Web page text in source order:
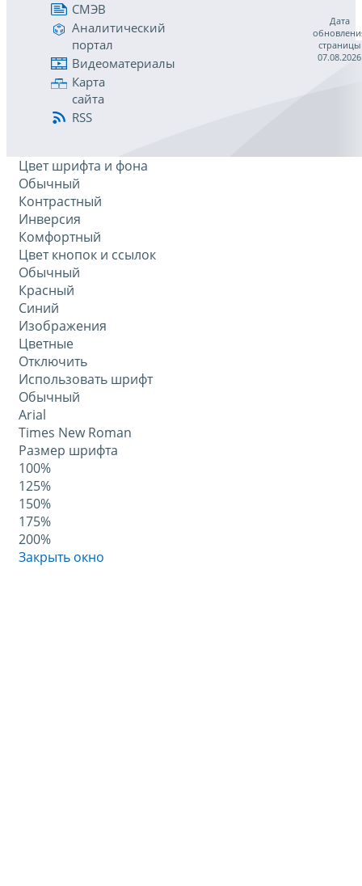
СМЭВ
Аналитический
портал
Видеоматериалы
Карта
сайта
RSS
Дата
страницы
07.08.2026
Цвет шрифта и фона
Обычный
Контрастный
Инверсия
Комфортный
Цвет кнопок и ссылок
Обычный
Красный
Синий
Изображения
Цветные
Отключить
Использовать шрифт
Обычный
Arial
Times New Roman
Размер шрифта
100%
125%
150%
175%
200%
Закрыть окно